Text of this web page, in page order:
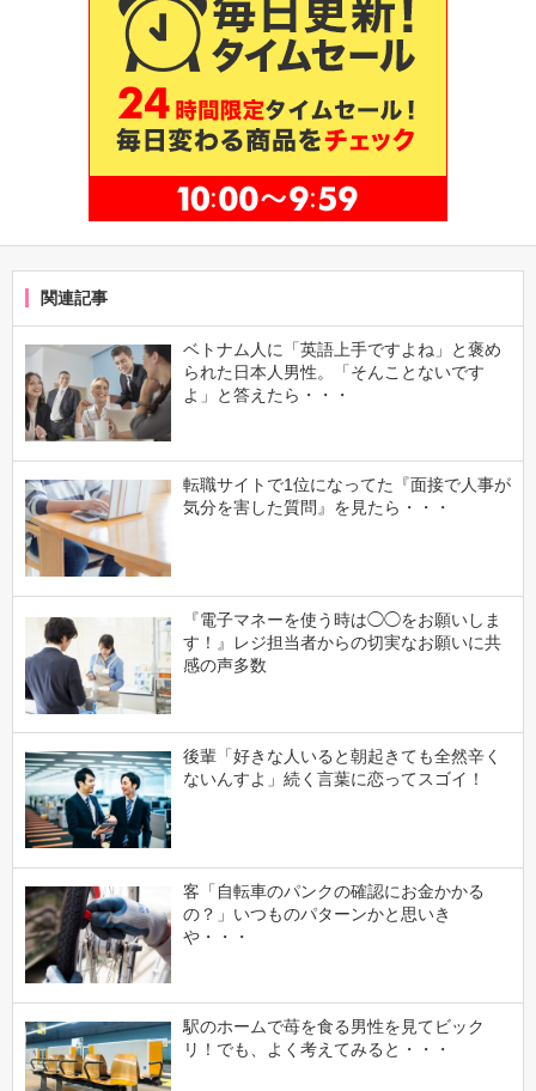
関連記事
ベトナム人に「英語上手ですよね」と褒め
られた日本人男性。「そんことないです
よ」と答えたら・・・
転職サイトで1位になってた『面接で人事が
気分を害した質問』を見たら・・・
『電子マネーを使う時は◯◯をお願いしま
す！』レジ担当者からの切実なお願いに共
感の声多数
後輩「好きな人いると朝起きても全然辛く
ないんすよ」続く言葉に恋ってスゴイ！
客「自転車のパンクの確認にお金かかる
の？」いつものパターンかと思いき
や・・・
駅のホームで苺を食る男性を見てビック
リ！でも、よく考えてみると・・・